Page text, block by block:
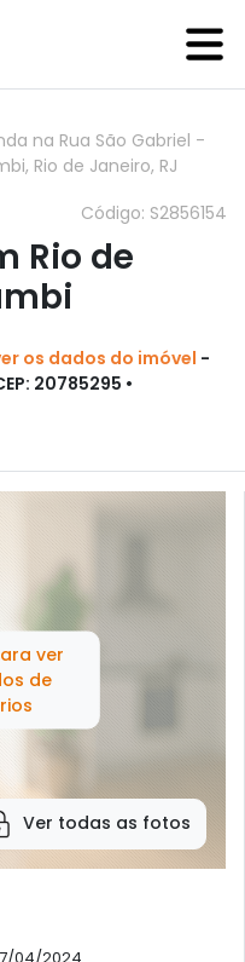
na Rua São Gabriel -
Rio de Janeiro, RJ
Código: S2856154
Rio de
os dados do imóvel -
20785295 •
ver
de
Ver todas as fotos